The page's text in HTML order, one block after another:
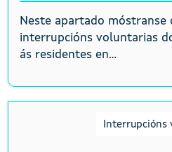
Neste apartado móstranse
interrupcións voluntarias
ás residentes en...
Interrupcións